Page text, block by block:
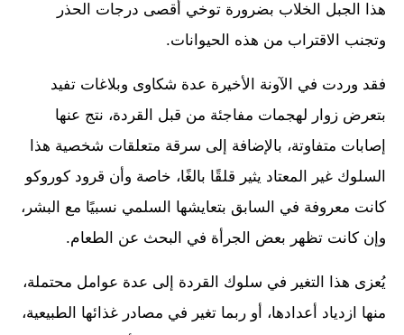
هذا الجبل الخلاب بضرورة توخي أقصى درجات الحذر
وتجنب الاقتراب من هذه الحيوانات.
فقد وردت في الآونة الأخيرة عدة شكاوى وبلاغات تفيد
بتعرض زوار لهجمات مفاجئة من قبل القردة، نتج عنها
إصابات متفاوتة، بالإضافة إلى سرقة متعلقات شخصية هذا
السلوك غير المعتاد يثير قلقًا بالغًا، خاصة وأن قرود كوروكو
كانت معروفة في السابق بتعايشها السلمي نسبيًا مع البشر،
وإن كانت تظهر بعض الجرأة في البحث عن الطعام.
يُعزى هذا التغير في سلوك القردة إلى عدة عوامل محتملة،
منها ازدياد أعدادها، أو ربما تغير في مصادر غذائها الطبيعية،